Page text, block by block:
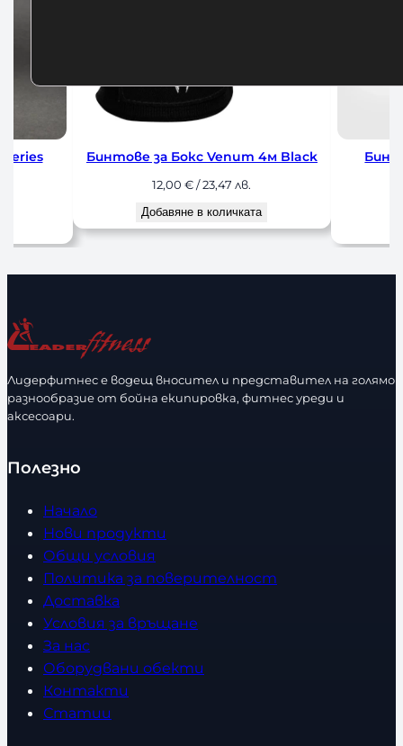
Black
Бинтове за Бокс Venum 4м
Добавяне в количката
Лидерфитнес е водещ вносител и представител на голямо
разнообразие от бойна екипировка, фитнес уреди и
аксесоари.
Полезно
Начало
Нови продукти
Общи условия
Политика за поверителност
Доставка
Условия за връщане
За нас
Оборудвани обекти
Контакти
Статии